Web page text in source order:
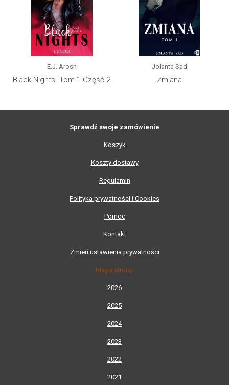
E.J. Arosh
Black Nights. Tom 1 Część 2
Jolanta Sad
Zmiana
Sprawdź swoje zamówienie
Koszyk
Koszty dostawy
Regulamin
Polityka prywatności i Cookies
Pomoc
Kontakt
Zmień ustawienia prywatności
Mapa strony:
2026
2025
2024
2023
2022
2021